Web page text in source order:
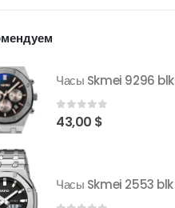
Часы Skmei 9296 blk
0 out of 5
43,00 $
Часы Skmei 2553 blk